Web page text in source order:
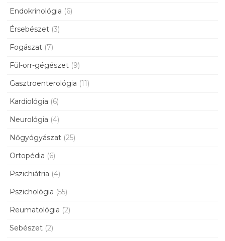
Endokrinológia (6)
Érsebészet (3)
Fogászat (7)
Fül-orr-gégészet (9)
Gasztroenterológia (11)
Kardiológia (6)
Neurológia (4)
Nőgyógyászat (25)
Ortopédia (6)
Pszichiátria (4)
Pszichológia (55)
Reumatológia (2)
Sebészet (2)